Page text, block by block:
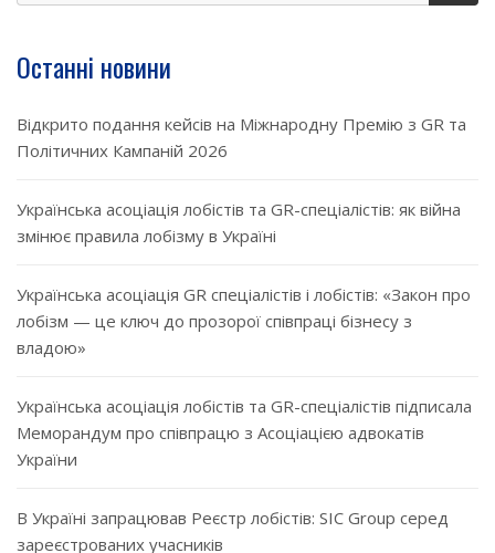
Останні новини
Відкрито подання кейсів на Міжнародну Премію з GR та
Політичних Кампаній 2026
Українська асоціація лобістів та GR-спеціалістів: як війна
змінює правила лобізму в Україні
Українська асоціація GR спеціалістів і лобістів: «Закон про
лобізм — це ключ до прозорої співпраці бізнесу з
владою»
Українська асоціація лобістів та GR-спеціалістів підписала
Меморандум про співпрацю з Асоціацією адвокатів
України
В Україні запрацював Реєстр лобістів: SIC Group серед
зареєстрованих учасників